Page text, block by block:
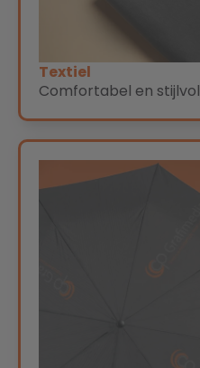
Textiel
Comfortabel en stijlvol